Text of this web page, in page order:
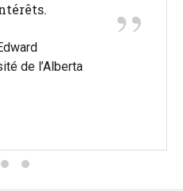
de l’Alberta